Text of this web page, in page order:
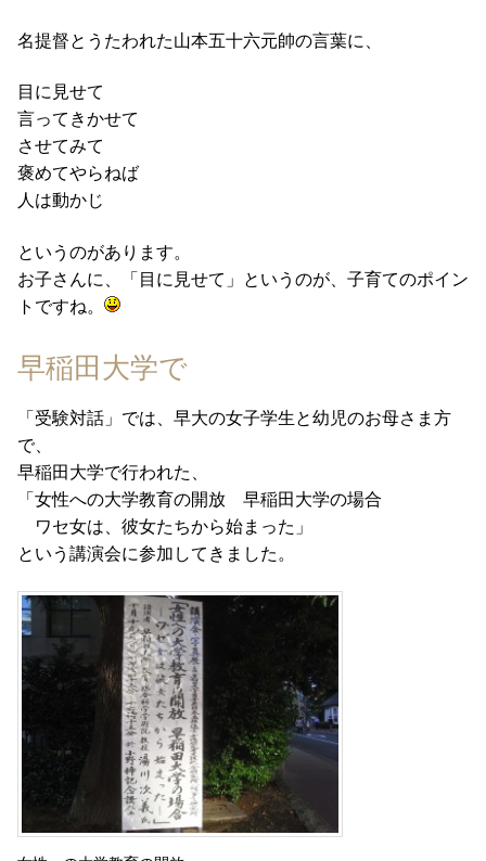
名提督とうたわれた山本五十六元帥の言葉に、
目に見せて
言ってきかせて
させてみて
褒めてやらねば
人は動かじ
というのがあります。
お子さんに、「目に見せて」というのが、子育てのポイン
トですね。
早稲田大学で
「受験対話 」では、早大の女子学生と幼児のお母さま方
で、
早稲田大学で行われた、
「女性への大学教育の開放 早稲田大学の場合
ワセ女は、彼女たちから始まった」
という講演会に参加してきました。